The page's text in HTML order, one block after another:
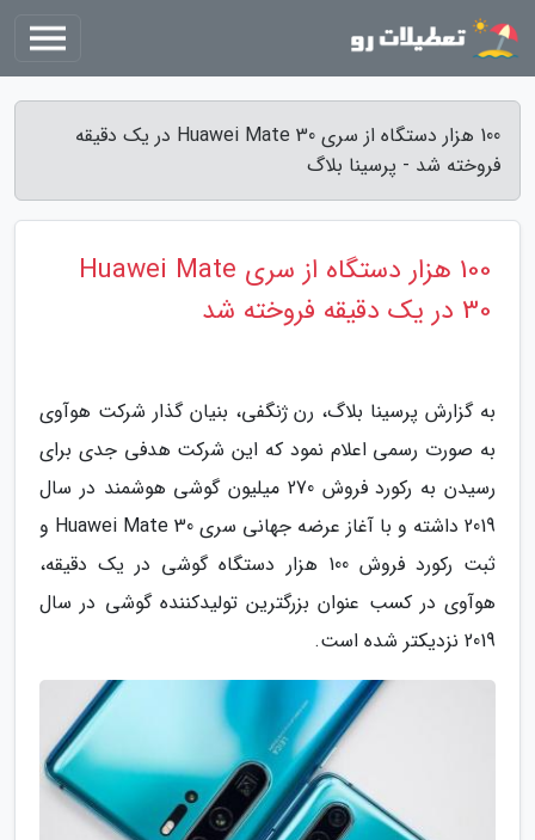
100 هزار دستگاه از سری Huawei Mate 30 در یک دقیقه
فروخته شد - پرسینا بلاگ
100 هزار دستگاه از سری Huawei Mate
30 در یک دقیقه فروخته شد
به گزارش پرسینا بلاگ، رن ژنگفی، بنیان گذار شرکت هوآوی
به صورت رسمی اعلام نمود که این شرکت هدفی جدی برای
رسیدن به رکورد فروش 270 میلیون گوشی هوشمند در سال
2019 داشته و با آغاز عرضه جهانی سری Huawei Mate 30 و
ثبت رکورد فروش 100 هزار دستگاه گوشی در یک دقیقه،
هوآوی در کسب عنوان بزرگترین تولیدکننده گوشی در سال
2019 نزدیکتر شده است.